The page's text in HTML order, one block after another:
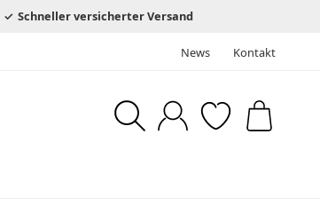
Schneller versicherter Versand
News Kontakt